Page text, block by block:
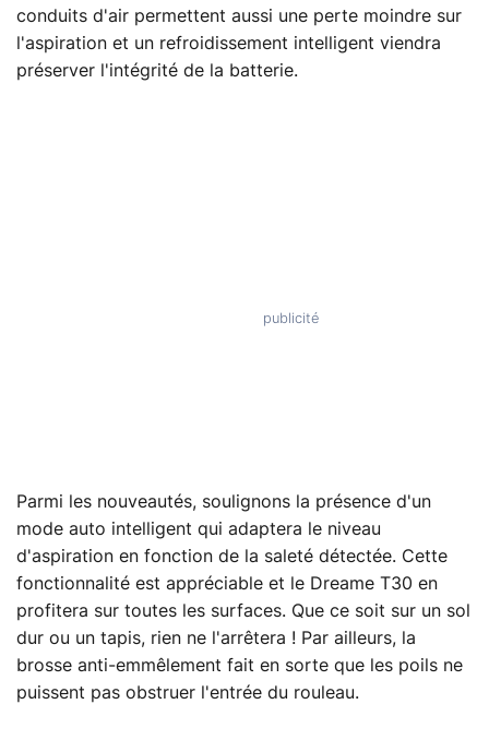
conduits d'air permettent aussi une perte moindre sur
l'aspiration et un refroidissement intelligent viendra
préserver l'intégrité de la batterie.
Parmi les nouveautés, soulignons la présence d'un
mode auto intelligent qui adaptera le niveau
d'aspiration en fonction de la saleté détectée. Cette
fonctionnalité est appréciable et le Dreame T30 en
profitera sur toutes les surfaces. Que ce soit sur un sol
dur ou un tapis, rien ne l'arrêtera ! Par ailleurs, la
brosse anti-emmêlement fait en sorte que les poils ne
puissent pas obstruer l'entrée du rouleau.